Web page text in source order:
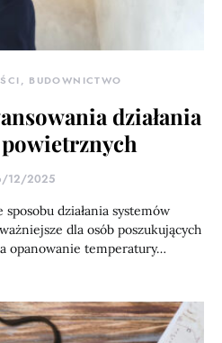
BUDOWNICTWO
działania
12/2025
działania systemów
dla osób poszukujących
opanowanie temperatury…